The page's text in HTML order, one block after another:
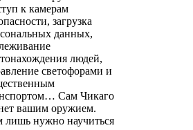
к камерам
загрузка
данных,
людей,
светофорами и
Сам Чикаго
вашим оружием.
лишь нужно научиться